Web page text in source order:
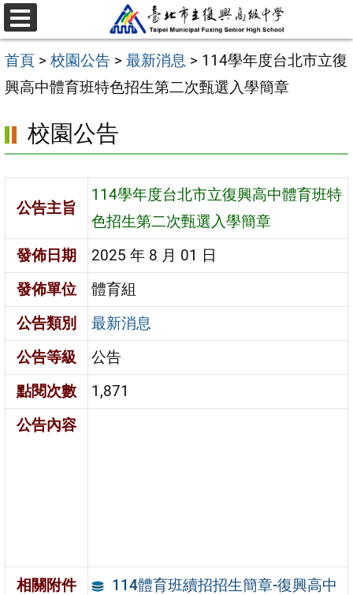
跳
至
主
要
容
區
選
單
首頁 > 校園公告 > 最新消息 > 114學年度台北市立復
興高中體育班特色招生第二次甄選入學簡章
校園公告
公告主旨
114學年度台北市立復興高中體育班特
色招生第二次甄選入學簡章
發佈日期
2025 年 8 月 01 日
發佈單位
體育組
公告類別
最新消息
公告等級
公告
點閱次數
1,871
公告內容
相關附件 114體育班續招招生簡章-復興高中